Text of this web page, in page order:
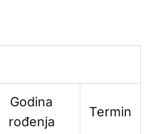
Godina
rođenja
Termin